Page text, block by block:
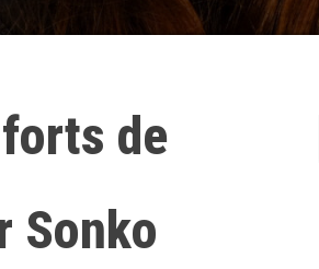
de
Sonko